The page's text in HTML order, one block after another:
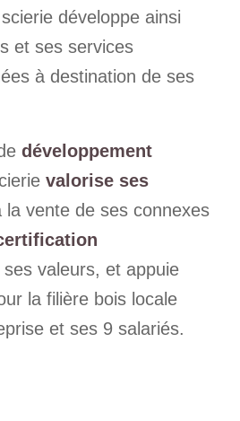
développe ainsi
et ses services
à destination de ses
développement
valorise ses
vente de ses connexes
valeurs, et appuie
la filière bois locale
et ses 9 salariés.